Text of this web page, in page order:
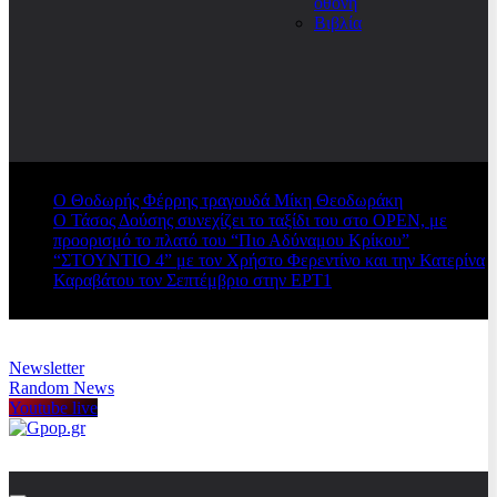
Βιβλία
Ο Θοδωρής Φέρρης τραγουδά Μίκη Θεοδωράκη
Ο Τάσος Δούσης συνεχίζει το ταξίδι του στο OPEN, με
προορισμό το πλατό του “Πιο Αδύναμου Κρίκου”
“ΣΤΟΥΝΤΙΟ 4” με τον Χρήστο Φερεντίνο και την Κατερίνα
Καραβάτου τον Σεπτέμβριο στην ΕΡΤ1
Newsletter
Random News
Youtube live